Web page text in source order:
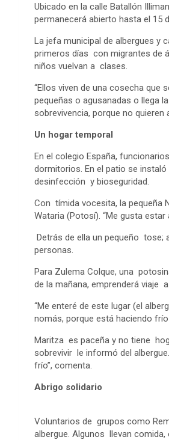
Ubicado en la calle Batallón
permanecerá abierto hasta el 15
La jefa municipal de albergues y
primeros días con migrantes de
niños vuelvan a clases.
“Ellos viven de una cosecha que
pequeñas o agusanadas o llega
sobrevivencia, porque no quieren
Un hogar temporal
En el colegio España,
dormitorios. En el patio se
desinfección y bioseguridad.
Con tímida vocesita, la pequeña
Wataria (Potosí). “Me gusta
Detrás de ella un pequeño tose;
personas.
Para Zulema Colque, una
de la mañana, emprenderá viaje a
“Me enteré de este lugar (el
nomás, porque está haciendo
Maritza es paceña y no tiene
sobrevivir le informó del
frío”, comenta.
Abrigo solidario
Voluntarios de grupos como
albergue. Algunos llevan